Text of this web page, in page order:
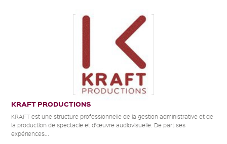
KRAFT PRODUCTIONS
KRAFT est une structure professionnelle de la gestion administrative et de
la production de spectacle et d’œuvre audiovisuelle. De part ses
expériences...